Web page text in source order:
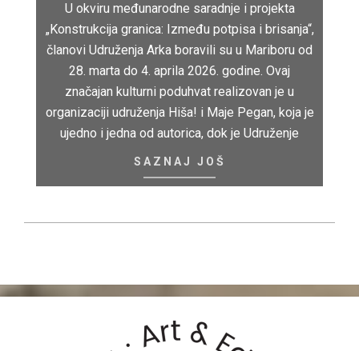
U okviru međunarodne saradnje i projekta
„Konstrukcija granica: Između potpisa i brisanja“,
članovi Udruženja Arka boravili su u Mariboru od
28. marta do 4. aprila 2026. godine. Ovaj
značajan kulturni poduhvat realizovan je u
organizaciji udruženja Hiša! i Maje Pegan, koja je
ujedno i jedna od autorica, dok je Udruženje
SAZNAJ JOŠ